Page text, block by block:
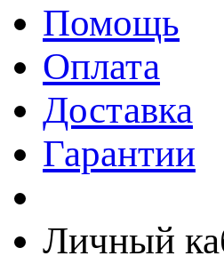
Помощь
Оплата
Доставка
Гарантии
Личный